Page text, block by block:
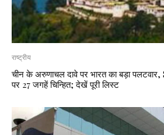
राष्ट्रीय
चीन के अरुणाचल दावे पर भारत का बड़ा
पर 27 जगहें चिन्हित; देखें पूरी लिस्ट